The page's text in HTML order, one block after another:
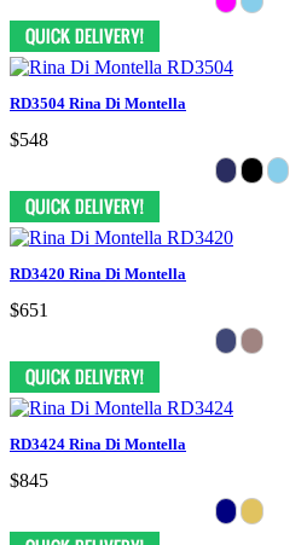
RD3504 Rina Di Montella
$548
RD3420 Rina Di Montella
$651
RD3424 Rina Di Montella
$845